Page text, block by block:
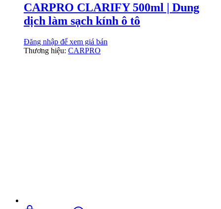
CARPRO CLARIFY 500ml | Dung
dịch làm sạch kính ô tô
Đăng nhập để xem giá bán
Thương hiệu: CARPRO